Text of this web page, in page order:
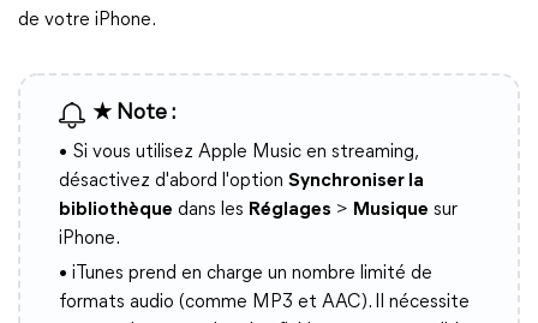
de votre iPhone.
★ Note :
• Si vous utilisez Apple Music en streaming,
désactivez d'abord l'option Synchroniser la
bibliothèque dans les Réglages > Musique sur
iPhone.
• iTunes prend en charge un nombre limité de
formats audio (comme MP3 et AAC). Il nécessite